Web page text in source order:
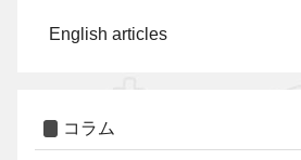
English articles
コラム